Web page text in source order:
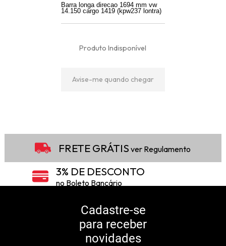
Barra longa direcao 1694 mm vw
14.150 cargo 1419 (kpw237 lontra)
Produto Indisponível
Avise-me quando chegar
FRETE GRÁTIS ver Regulamento
3% DE DESCONTO
no Boleto Bancário
5% DE DESCONTO
10% DE CASHBACK
Consulte Regulamento
Cadastre-se
para receber
novidades